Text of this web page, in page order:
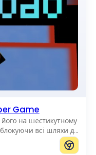
Game
його на шестикутному
всі шляхи до